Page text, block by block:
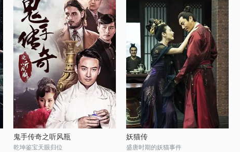
鬼手传奇之听风瓶
乾坤鉴宝天眼归位
妖猫传
盛唐时期的妖猫事件